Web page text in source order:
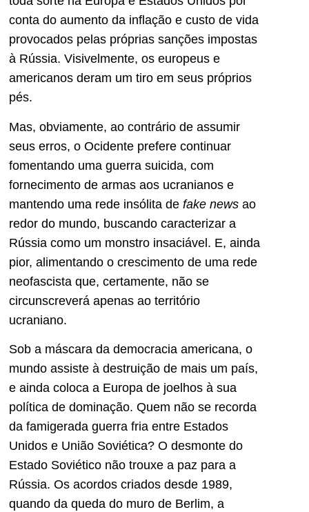
conta do aumento da inflação e custo de vida
provocados pelas próprias sanções impostas
à Rússia. Visivelmente, os europeus e
americanos deram um tiro em seus próprios
pés.
Mas, obviamente, ao contrário de assumir
seus erros, o Ocidente prefere continuar
fomentando uma guerra suicida, com
fornecimento de armas aos ucranianos e
mantendo uma rede insólita de fake news ao
redor do mundo, buscando caracterizar a
Rússia como um monstro insaciável. E, ainda
pior, alimentando o crescimento de uma rede
neofascista que, certamente, não se
circunscreverá apenas ao território
ucraniano.
Sob a máscara da democracia americana, o
mundo assiste à destruição de mais um país,
e ainda coloca a Europa de joelhos à sua
política de dominação. Quem não se recorda
da famigerada guerra fria entre Estados
Unidos e União Soviética? O desmonte do
Estado Soviético não trouxe a paz para a
Rússia. Os acordos criados desde 1989,
quando da queda do muro de Berlim, a